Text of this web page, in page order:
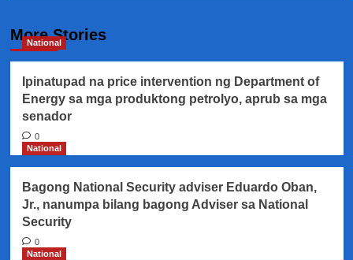
More Stories
National
Ipinatupad na price intervention ng Department of
Energy sa mga produktong petrolyo, aprub sa mga
senador
0
National
Bagong National Security adviser Eduardo Oban,
Jr., nanumpa bilang bagong Adviser sa National
Security
0
National